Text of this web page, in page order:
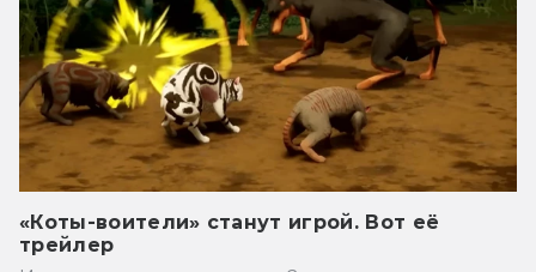
«Коты-воители» станут игрой. Вот её
трейлер